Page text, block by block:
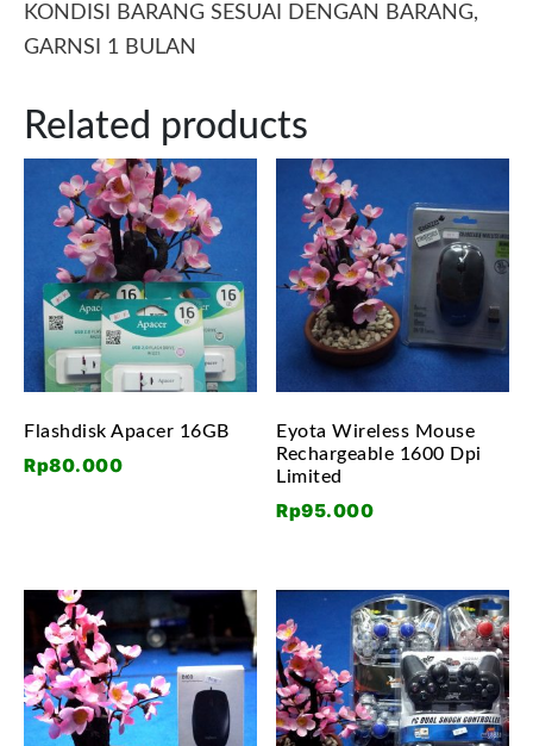
KONDISI BARANG SESUAI DENGAN BARANG,
GARNSI 1 BULAN
Related products
Flashdisk Apacer 16GB
Rp80.000
Eyota Wireless Mouse
Rechargeable 1600 Dpi
Limited
Rp95.000